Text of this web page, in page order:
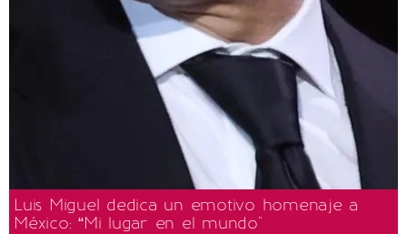
Luis Miguel dedica un emotivo homenaje a
México: “Mi lugar en el mundo"